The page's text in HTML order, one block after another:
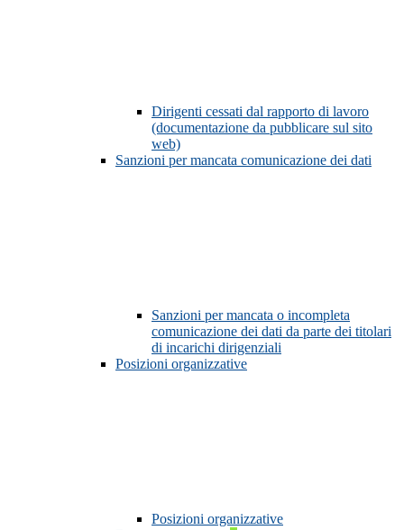
Dirigenti cessati dal rapporto di lavoro
(documentazione da pubblicare sul sito
web)
Sanzioni per mancata comunicazione dei dati
Sanzioni per mancata o incompleta
comunicazione dei dati da parte dei titolari
di incarichi dirigenziali
Posizioni organizzative
Posizioni organizzative